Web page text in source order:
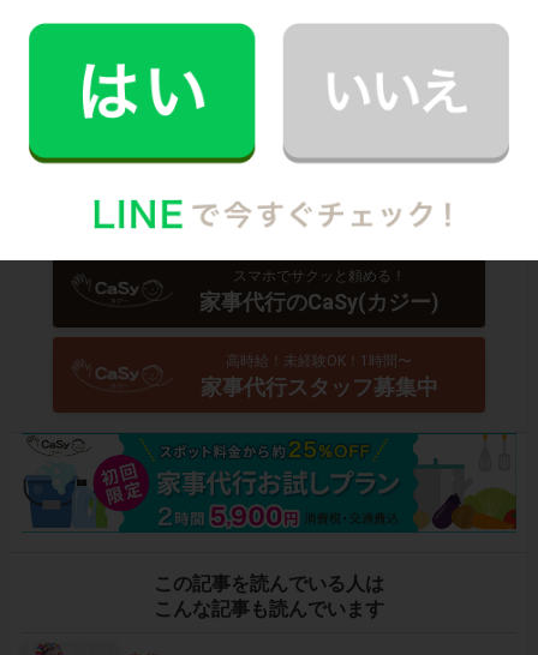
Written by
CaSyジャーナル編集部
スマホでサクッと頼める！
家事代行のCaSy(カジー)
高時給！未経験OK！1時間〜
家事代行スタッフ募集中
この記事を読んでいる人は
こんな記事も読んでいます